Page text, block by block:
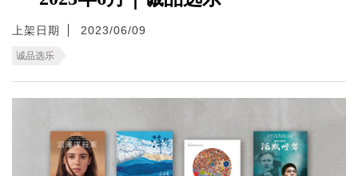
上架日期 2023/06/09
诚品选乐